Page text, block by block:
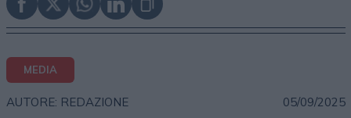
MEDIA
AUTORE: REDAZIONE 05/09/2025